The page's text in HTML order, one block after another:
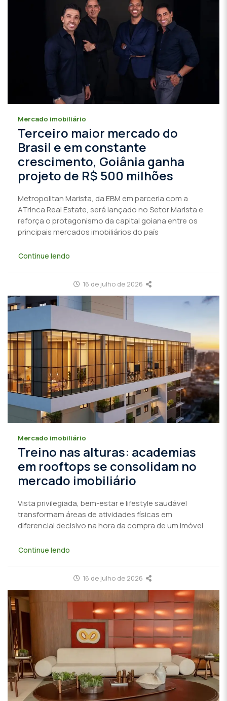
Mercado imobiliário
Terceiro maior mercado do
Brasil e em constante
crescimento, Goiânia ganha
projeto de R$ 500 milhões
Metropolitan Marista, da EBM em parceria com a
ATrinca Real Estate, será lançado no Setor Marista e
reforça o protagonismo da capital goiana entre os
principais mercados imobiliários do país
Continue lendo
16 de julho de 2026
Mercado imobiliário
Treino nas alturas: academias
em rooftops se consolidam no
mercado imobiliário
Vista privilegiada, bem-estar e lifestyle saudável
transformam áreas de atividades físicas em
diferencial decisivo na hora da compra de um imóvel
Continue lendo
16 de julho de 2026